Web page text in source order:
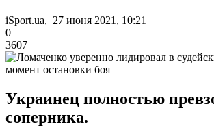
iSport.ua, 27 июня 2021, 10:21
0
3607
Украинец полностью
соперника.